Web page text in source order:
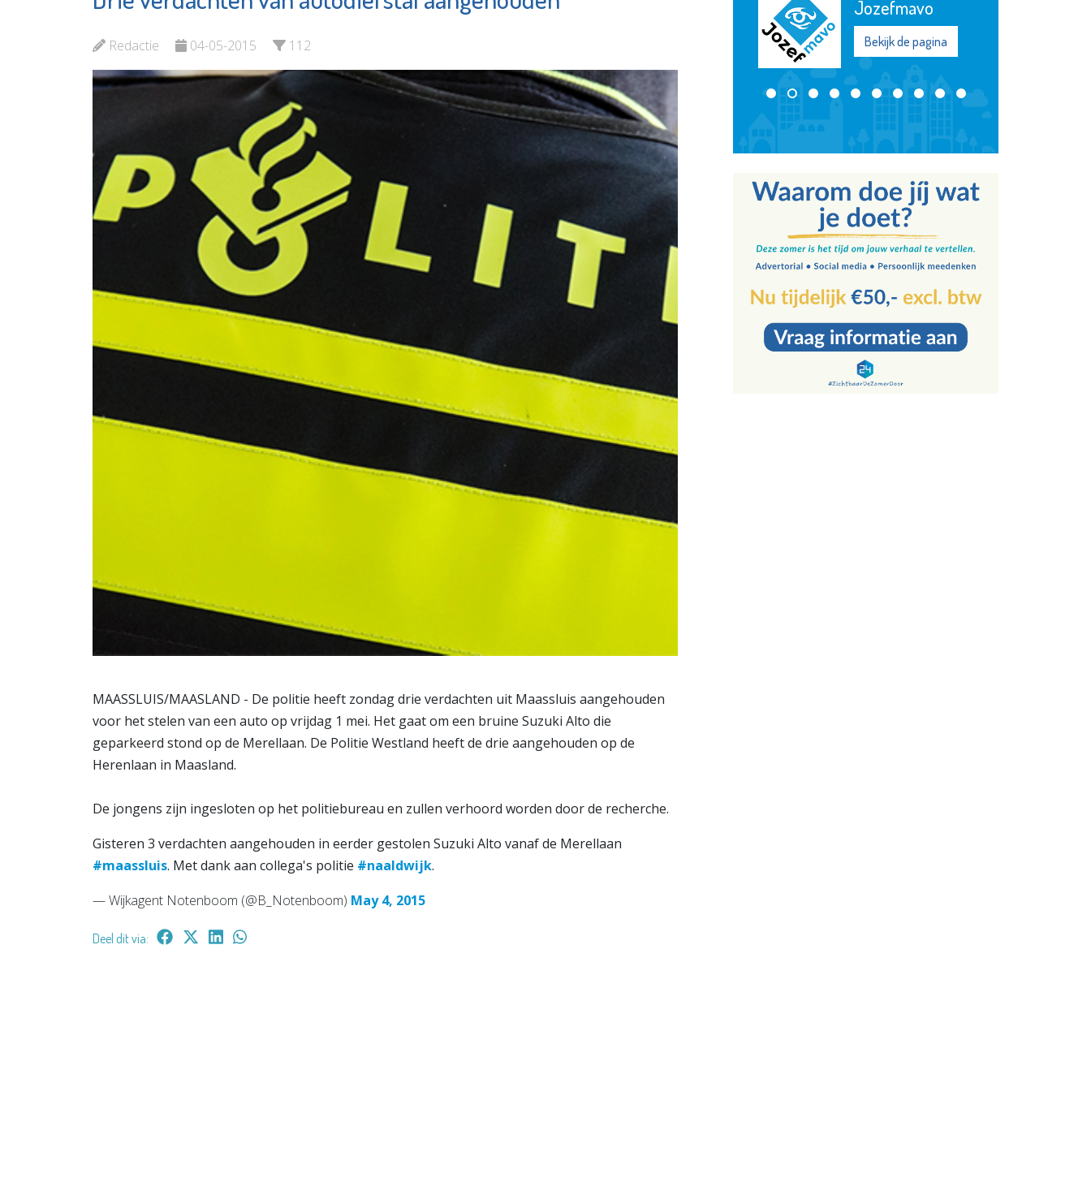
Redactie 04-05-2015 112
MAASSLUIS/MAASLAND - De politie heeft zondag drie verdachten uit Maassluis aangehouden
voor het stelen van een auto op vrijdag 1 mei. Het gaat om een bruine Suzuki Alto die
geparkeerd stond op de Merellaan. De Politie Westland heeft de drie aangehouden op de
Herenlaan in Maasland.
De jongens zijn ingesloten op het politiebureau en zullen verhoord worden door de recherche.
Gisteren 3 verdachten aangehouden in eerder gestolen Suzuki Alto vanaf de Merellaan
#maassluis. Met dank aan collega's politie #naaldwijk.
— Wijkagent Notenboom (@B_Notenboom) May 4, 2015
Deel dit via:
Bekijk de pagina
Jozefmavo
Bekijk de pagina